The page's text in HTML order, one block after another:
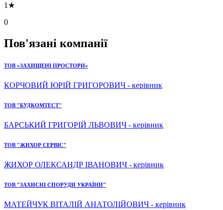
1★
0
Пов'язані компанії
ТОВ «ЗАХИЩЕНІ ПРОСТОРИ»
КОРЧОВИЙ ЮРІЙ ГРИГОРОВИЧ - керівник
ТОВ "БУДКОМТЕСТ"
БАРСЬКИЙ ГРИГОРІЙ ЛЬВОВИЧ - керівник
ТОВ "ЖИХОР СЕРВІС"
ЖИХОР ОЛЕКСАНДР ІВАНОВИЧ - керівник
ТОВ "ЗАХИСНІ СПОРУДИ УКРАЇНИ"
МАТЕЙЧУК ВІТАЛІЙ АНАТОЛІЙОВИЧ - керівник